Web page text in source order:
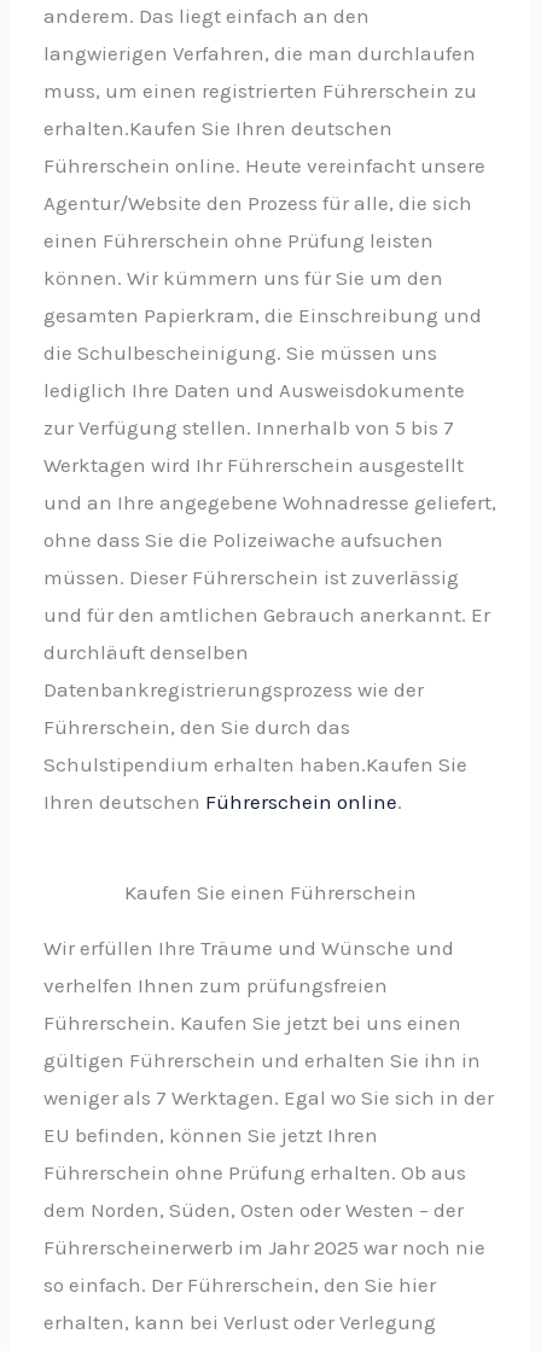
anderem. Das liegt einfach an den
langwierigen Verfahren, die man durchlaufen
muss, um einen registrierten Führerschein zu
erhalten.Kaufen Sie Ihren deutschen
Führerschein online. Heute vereinfacht unsere
Agentur/Website den Prozess für alle, die sich
einen Führerschein ohne Prüfung leisten
können. Wir kümmern uns für Sie um den
gesamten Papierkram, die Einschreibung und
die Schulbescheinigung. Sie müssen uns
lediglich Ihre Daten und Ausweisdokumente
zur Verfügung stellen. Innerhalb von 5 bis 7
Werktagen wird Ihr Führerschein ausgestellt
und an Ihre angegebene Wohnadresse geliefert,
ohne dass Sie die Polizeiwache aufsuchen
müssen. Dieser Führerschein ist zuverlässig
und für den amtlichen Gebrauch anerkannt. Er
durchläuft denselben
Datenbankregistrierungsprozess wie der
Führerschein, den Sie durch das
Schulstipendium erhalten haben.Kaufen Sie
Ihren deutschen Führerschein online.
Kaufen Sie einen Führerschein
Wir erfüllen Ihre Träume und Wünsche und
verhelfen Ihnen zum prüfungsfreien
Führerschein. Kaufen Sie jetzt bei uns einen
gültigen Führerschein und erhalten Sie ihn in
weniger als 7 Werktagen. Egal wo Sie sich in der
EU befinden, können Sie jetzt Ihren
Führerschein ohne Prüfung erhalten. Ob aus
dem Norden, Süden, Osten oder Westen – der
Führerscheinerwerb im Jahr 2025 war noch nie
so einfach. Der Führerschein, den Sie hier
erhalten, kann bei Verlust oder Verlegung